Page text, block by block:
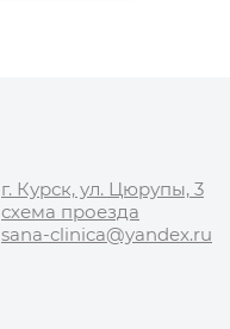
г. Курск, ул. Цюрупы, 3
схема проезда
sana-clinica@yandex.ru